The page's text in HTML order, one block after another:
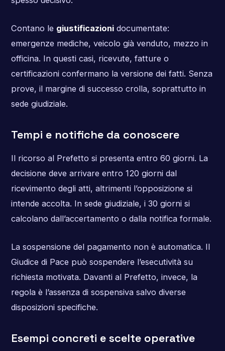
Contano le giustificazionidocumentate:
emergenze mediche, veicolo già venduto, mezzo in
officina. In questi casi, ricevute, fatture o
certificazioni confermano la versione dei fatti. Senza
prove, il margine di successo crolla, soprattutto in
sede giudiziale.
Tempi e notifiche da conoscere
Il ricorso al Prefetto si presenta entro 60 giorni. La
decisione deve arrivare entro 120 giorni dal
ricevimento degli atti, altrimenti l’opposizione si
intende accolta. In sede giudiziale, i 30 giorni si
calcolano dall’accertamento o dalla notifica formale.
La sospensione del pagamento non è automatica. Il
Giudice di Pace può sospendere l’esecutività su
richiesta motivata. Davanti al Prefetto, invece, la
regola è l’assenza di sospensiva salvo diverse
disposizioni specifiche.
Esempi concreti e scelte operative